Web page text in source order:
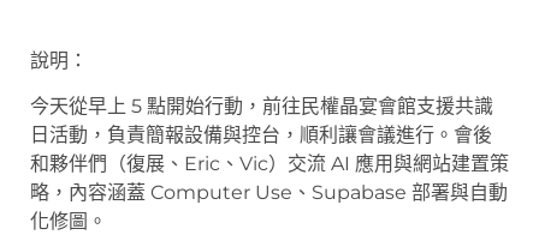
說明：
今天從早上 5 點開始行動，前往民權晶宴會館支援共識
日活動，負責簡報設備與控台，順利讓會議進行。會後
和夥伴們（復展、Eric、Vic）交流 AI 應用與網站建置策
略，內容涵蓋 Computer Use、Supabase 部署與自動
化修圖。